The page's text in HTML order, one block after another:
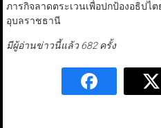
ภารกิจลาดตระเวนเพื่อปกป้องอธิปไ
อุบลราชธานี
มีผู้อ่านข่าวนี้แล้ว 682 ครั้ง